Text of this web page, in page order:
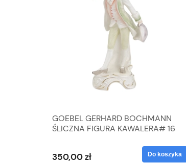
GOEBEL GERHARD BOCHMANN
ŚLICZNA FIGURA KAWALERA# 16
350,00 zł Do koszyka